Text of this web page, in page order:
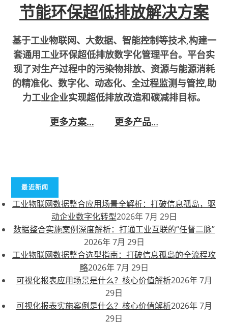
节能环保超低排放解决方案
基于工业物联网、大数据、智能控制等技术,构建一
套通用工业环保超低排放数字化管理平台。平台实
现了对生产过程中的污染物排放、资源与能源消耗
的精准化、数字化、动态化、全过程监测与管控,助
力工业企业实现超低排放改造和碳减排目标。
更多方案…
更多产品…
最近新闻
工业物联网数据整合应用场景全解析：打破信息孤岛，驱
动企业数字化转型2026年 7月 29日
数据整合实施案例深度解析：打通工业互联的“任督二脉”
2026年 7月 29日
工业物联网数据整合选型指南：打破信息孤岛的全流程攻
略2026年 7月 29日
可视化报表应用场景是什么？核心价值解析2026年 7月
29日
可视化报表实施案例是什么？核心价值解析2026年 7月
29日